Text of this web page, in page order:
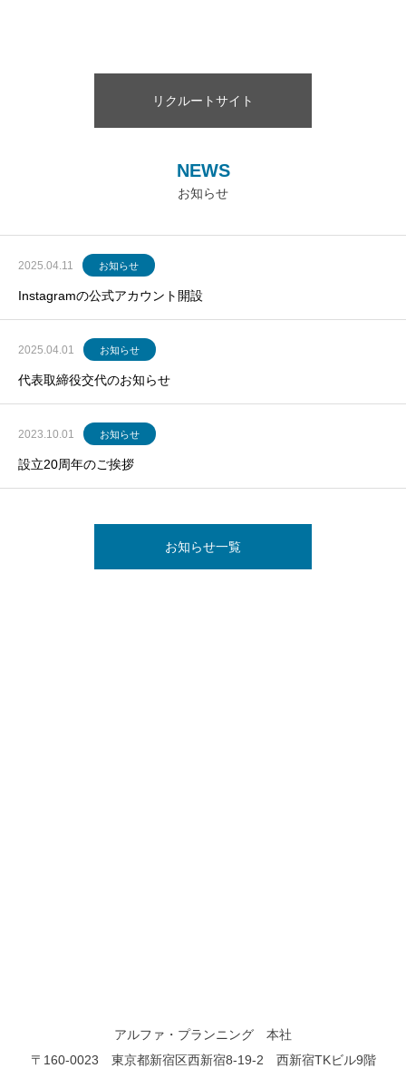
リクルートサイト
NEWS
お知らせ
2025.04.11 お知らせ
Instagramの公式アカウント開設
2025.04.01 お知らせ
代表取締役交代のお知らせ
2023.10.01 お知らせ
設立20周年のご挨拶
お知らせ一覧
アルファ・プランニング 本社
〒160-0023 東京都新宿区西新宿8-19-2 西新宿TKビル9階